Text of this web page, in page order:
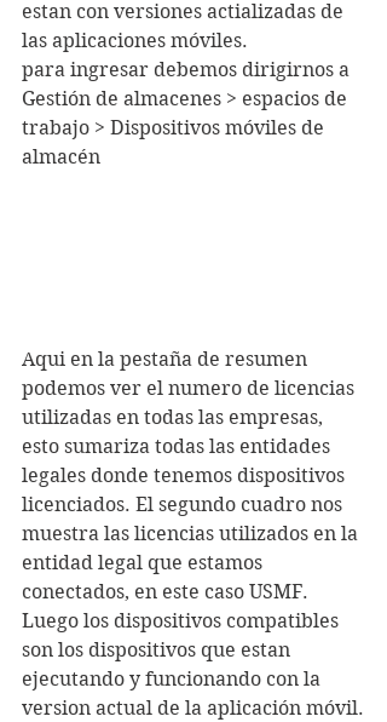
estan con versiones actializadas de
las aplicaciones móviles.
para ingresar debemos dirigirnos a
Gestión de almacenes > espacios de
trabajo > Dispositivos móviles de
almacén
Aqui en la pestaña de resumen
podemos ver el numero de licencias
utilizadas en todas las empresas,
esto sumariza todas las entidades
legales donde tenemos dispositivos
licenciados. El segundo cuadro nos
muestra las licencias utilizados en la
entidad legal que estamos
conectados, en este caso USMF.
Luego los dispositivos compatibles
son los dispositivos que estan
ejecutando y funcionando con la
version actual de la aplicación móvil.